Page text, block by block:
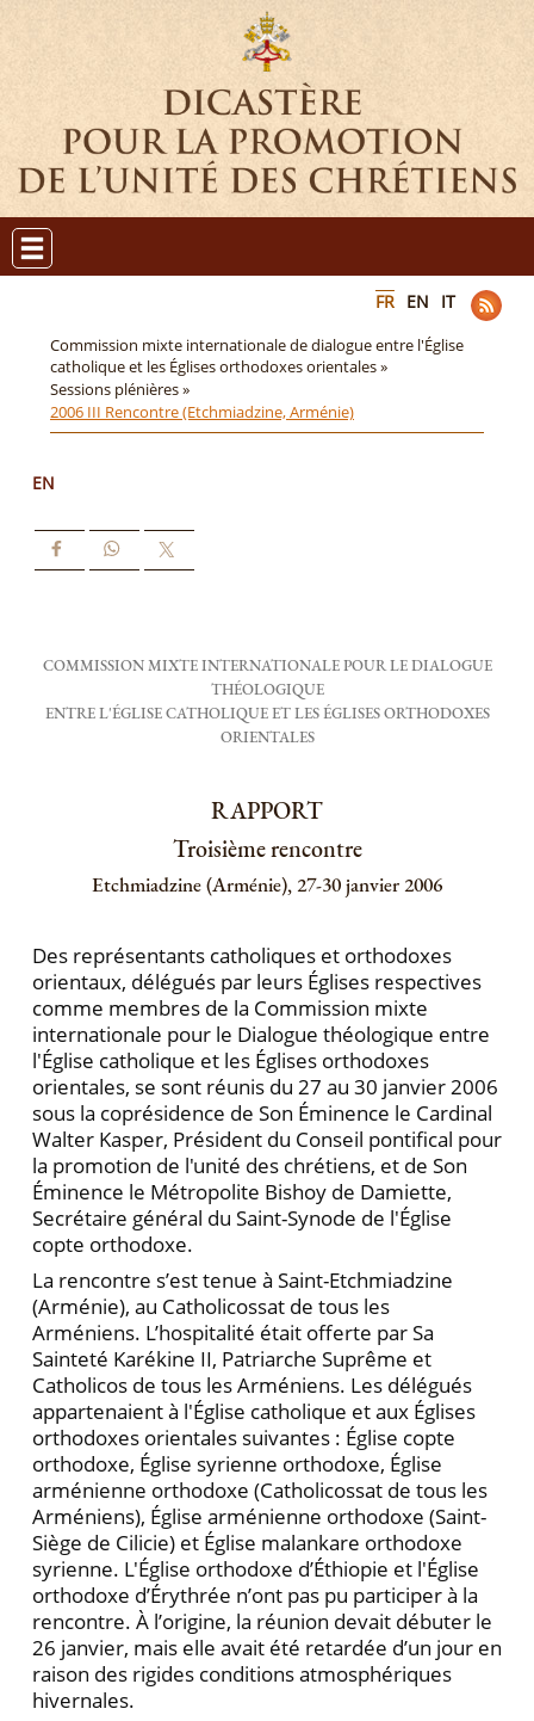
FR EN IT
Commission mixte internationale de dialogue entre l'Église
catholique et les Églises orthodoxes orientales »
Sessions plénières »
2006 III Rencontre (Etchmiadzine, Arménie)
EN
COMMISSION MIXTE INTERNATIONALE POUR LE DIALOGUE
THÉOLOGIQUE
ENTRE L'ÉGLISE CATHOLIQUE ET LES ÉGLISES ORTHODOXES
ORIENTALES
RAPPORT
Troisième rencontre
Etchmiadzine (Arménie), 27-30 janvier 2006
Des représentants catholiques et orthodoxes
orientaux, délégués par leurs Églises respectives
comme membres de la Commission mixte
internationale pour le Dialogue théologique entre
l'Église catholique et les Églises orthodoxes
orientales, se sont réunis du 27 au 30 janvier 2006
sous la coprésidence de Son Éminence le Cardinal
Walter Kasper, Président du Conseil pontifical pour
la promotion de l'unité des chrétiens, et de Son
Éminence le Métropolite Bishoy de Damiette,
Secrétaire général du Saint-Synode de l'Église
copte orthodoxe.
La rencontre s’est tenue à Saint-Etchmiadzine
(Arménie), au Catholicossat de tous les
Arméniens. L’hospitalité était offerte par Sa
Sainteté Karékine II, Patriarche Suprême et
Catholicos de tous les Arméniens. Les délégués
appartenaient à l'Église catholique et aux Églises
orthodoxes orientales suivantes : Église copte
orthodoxe, Église syrienne orthodoxe, Église
arménienne orthodoxe (Catholicossat de tous les
Arméniens), Église arménienne orthodoxe (Saint-
Siège de Cilicie) et Église malankare orthodoxe
syrienne. L'Église orthodoxe d’Éthiopie et l'Église
orthodoxe d’Érythrée n’ont pas pu participer à la
rencontre. À l’origine, la réunion devait débuter le
26 janvier, mais elle avait été retardée d’un jour en
raison des rigides conditions atmosphériques
hivernales.